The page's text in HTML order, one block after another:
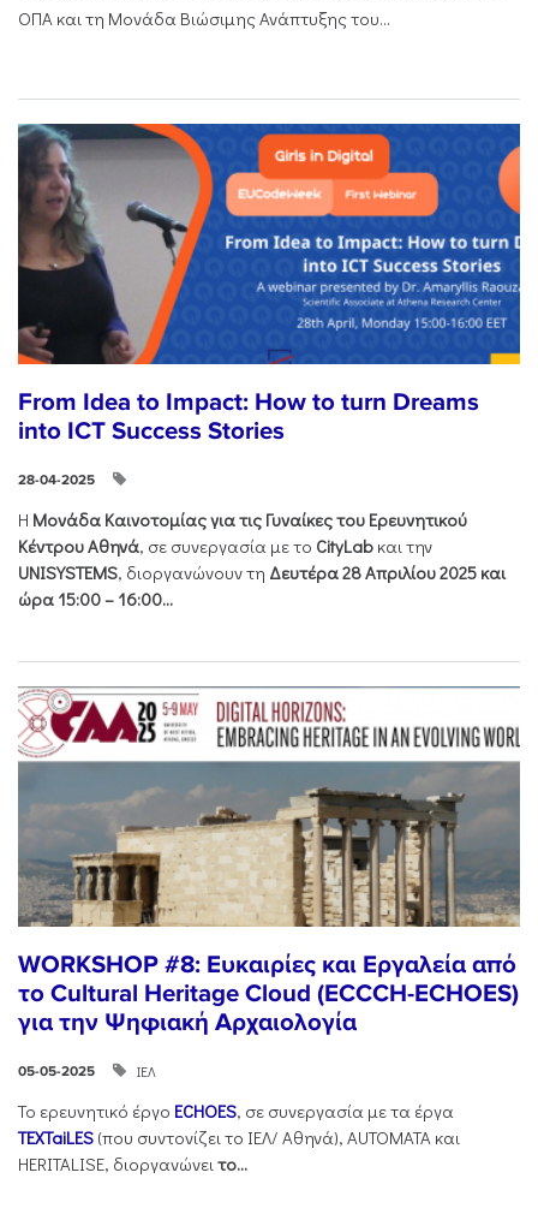
ΟΠΑ και τη Μονάδα Βιώσιμης Ανάπτυξης του...
From Idea to Impact: How to turn Dreams
into ICT Success Stories
28-04-2025
Η Μονάδα Καινοτομίας για τις Γυναίκες του Ερευνητικού
Κέντρου Αθηνά, σε συνεργασία με το CityLab και την
UNISYSTEMS, διοργανώνουν τη Δευτέρα 28 Απριλίου 2025 και
ώρα 15:00 – 16:00...
WORKSHOP #8: Ευκαιρίες και Εργαλεία από
το Cultural Heritage Cloud (ECCCH-ECHOES)
για την Ψηφιακή Αρχαιολογία
05-05-2025 ΙΕΛ
Το ερευνητικό έργο ECHOES, σε συνεργασία με τα έργα
TEXTaiLES (που συντονίζει το ΙΕΛ/ Αθηνά), AUTOMATA και
HERITALISE, διοργανώνειτο...